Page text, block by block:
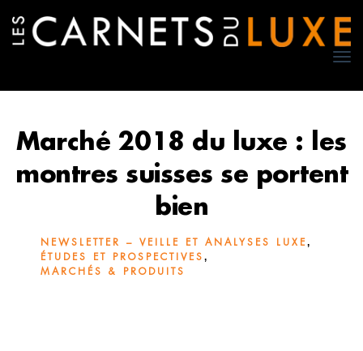
Marché 2018 du luxe : les
montres suisses se portent
bien
NEWSLETTER – VEILLE ET ANALYSES LUXE,
ÉTUDES ET PROSPECTIVES ,
MARCHÉS & PRODUITS